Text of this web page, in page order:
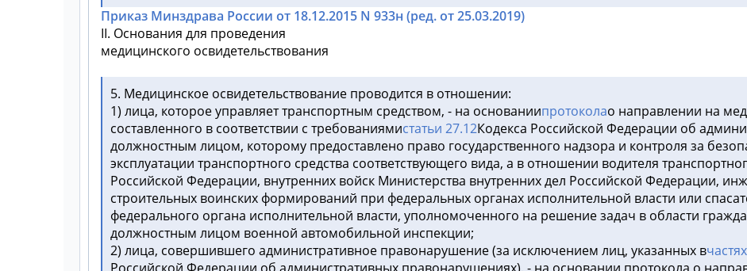
Приказ Минздрава России от 18.12.2015 N 933н (ред. от 25.03.2019)
II. Основания для проведения
медицинского освидетельствования
5. Медицинское освидетельствование проводится в отношении:
1) лица, которое управляет транспортным средством, - на основаниипротоколао направлении на
составленного в соответствии с требованиямистатьи 27.12Кодекса Российской Федерации об
должностным лицом, которому предоставлено право государственного надзора и контроля за
эксплуатации транспортного средства соответствующего вида, а в отношении водителя
Российской Федерации, внутренних войск Министерства внутренних дел Российской Федерации,
строительных воинских формирований при федеральных органах исполнительной власти или
федерального органа исполнительной власти, уполномоченного на решение задач в области
должностным лицом военной автомобильной инспекции;
2) лица, совершившего административное правонарушение (за исключением лиц, указанных в